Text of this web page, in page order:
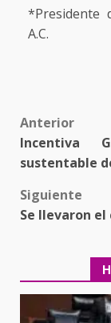
*Presidente
A.C.
Post
Anterior
Incentiva
sustentable
Siguiente
Se llevaron el